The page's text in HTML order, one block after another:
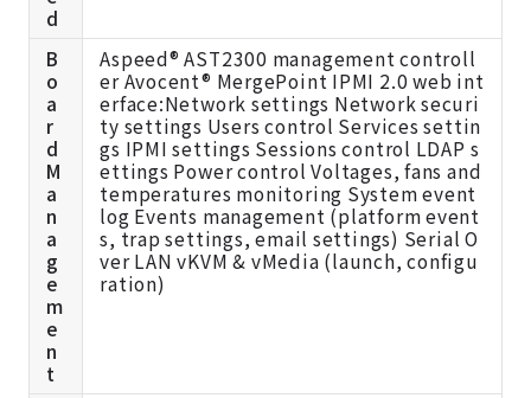
d
B
o
a
r
d
M
a
n
a
g
e
m
e
n
t
Aspeed® AST2300 management controll
er Avocent® MergePoint IPMI 2.0 web int
erface:Network settings Network securi
ty settings Users control Services settin
gs IPMI settings Sessions control LDAP s
ettings Power control Voltages, fans and
temperatures monitoring System event
log Events management (platform event
s, trap settings, email settings) Serial O
ver LAN vKVM & vMedia (launch, configu
ration)